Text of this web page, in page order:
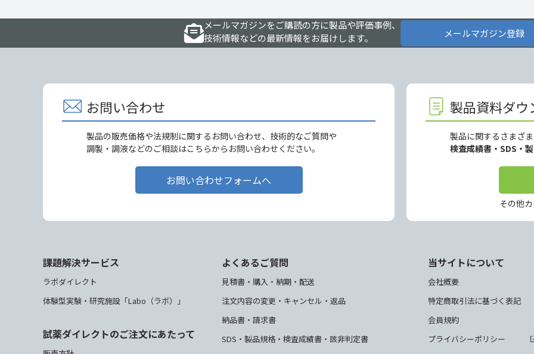
メールマガジンをご購読の方に製品や評価事例、
技術情報などの最新情報をお届けします。
メールマガジン登録
お問い合わせ
製品の販売価格や法規制に関するお問い合わせ、技術的なご質問や
調製・調液などのご相談はこちらからお問い合わせください。
お問い合わせフォームへ
製品資料ダウ
製品に関するさまざ
検査成績書・SDS・
その他
課題解決サービス
ラボダイレクト
体験型実験・研究施設「Labo（ラボ）」
試薬ダイレクトのご注文にあたって
よくあるご質問
見積書・購入・納期・配送
注文内容の変更・キャンセル・返品
納品書・請求書
SDS・製品規格・検査成績書・該非判定書
当サイトについて
会社概要
特定商取引法に基づく表記
会員規約
プライバシーポリシー